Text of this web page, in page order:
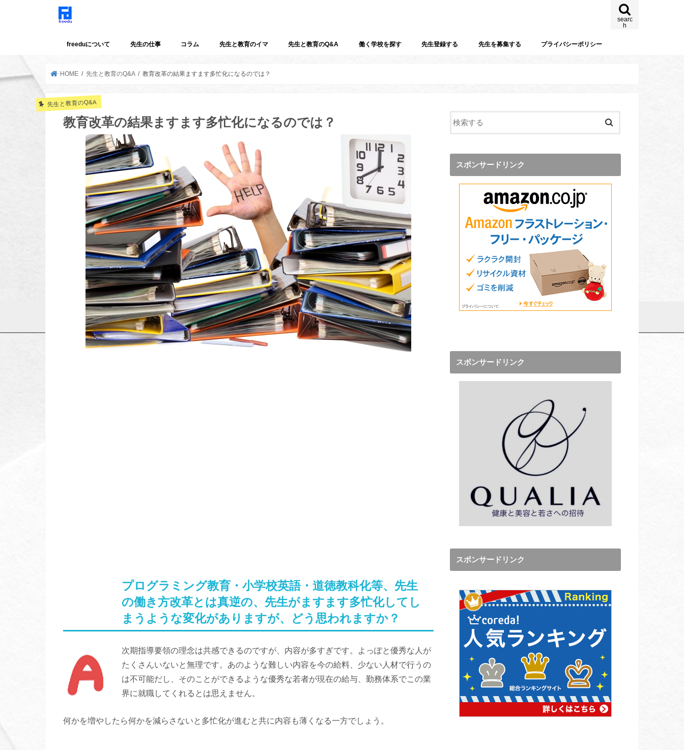
searc
h
freeduについて 先生の仕事 コラム 先生と教育のイマ 先生と教育のQ&A 働く学校を探す 先生登録する 先生を募集する プライバシーポリシー
HOME 先生と教育のQ&A 教育改革の結果ますます多忙化になるのでは？
先生と教育のQ&A
教育改革の結果ますます多忙化になるのでは？
プログラミング教育・小学校英語・道徳教科化等、先生
の働き方改革とは真逆の、先生がますます多忙化してし
まうような変化がありますが、どう思われますか？
次期指導要領の理念は共感できるのですが、内容が多すぎです。よっぽと優秀な人が
たくさんいないと無理です。あのような難しい内容を今の給料、少ない人材で行うの
は不可能だし、そのことができるような優秀な若者が現在の給与、勤務体系でこの業
界に就職してくれるとは思えません。
何かを増やしたら何かを減らさないと多忙化が進むと共に内容も薄くなる一方でしょう。
スポンサードリンク
スボンサードリンク
スボンサードリンク